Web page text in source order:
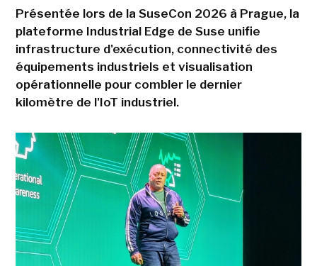
Présentée lors de la SuseCon 2026 à Prague, la
plateforme Industrial Edge de Suse unifie
infrastructure d'exécution, connectivité des
équipements industriels et visualisation
opérationnelle pour combler le dernier
kilomètre de l'IoT industriel.